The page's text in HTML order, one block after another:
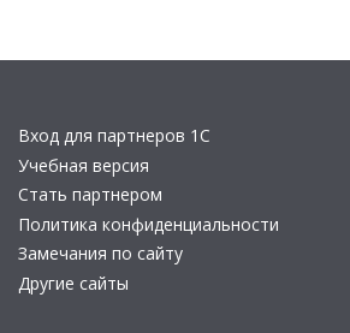
Вход для партнеров 1С
Учебная версия
Стать партнером
Политика конфиденциальности
Замечания по сайту
Другие сайты